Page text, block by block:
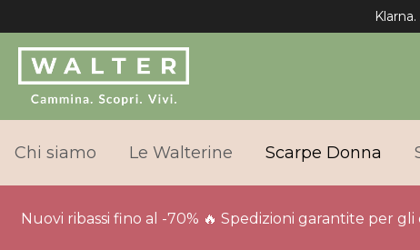
Chi siamo Le Walterine Scarpe Donna
Nuovi ribassi fino al -70% 🔥 Spedizioni garantite per